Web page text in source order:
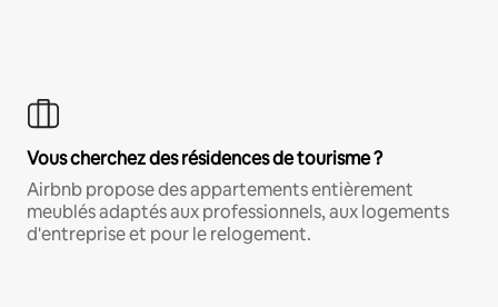
Vous cherchez des résidences de tourisme ?
Airbnb propose des appartements entièrement
meublés adaptés aux professionnels, aux logements
d'entreprise et pour le relogement.